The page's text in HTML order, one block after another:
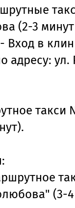
(2-3
Вход в
адресу: ул.
такси
(3-